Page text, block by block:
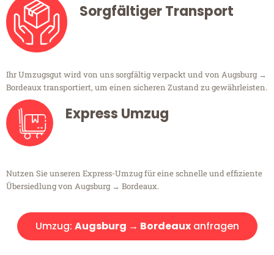
Sorgfältiger Transport
Ihr Umzugsgut wird von uns sorgfältig verpackt und von Augsburg →
Bordeaux transportiert, um einen sicheren Zustand zu gewährleisten.
Express Umzug
Nutzen Sie unseren Express-Umzug für eine schnelle und effiziente
Übersiedlung von Augsburg → Bordeaux.
Umzug: Augsburg → Bordeauxanfragen